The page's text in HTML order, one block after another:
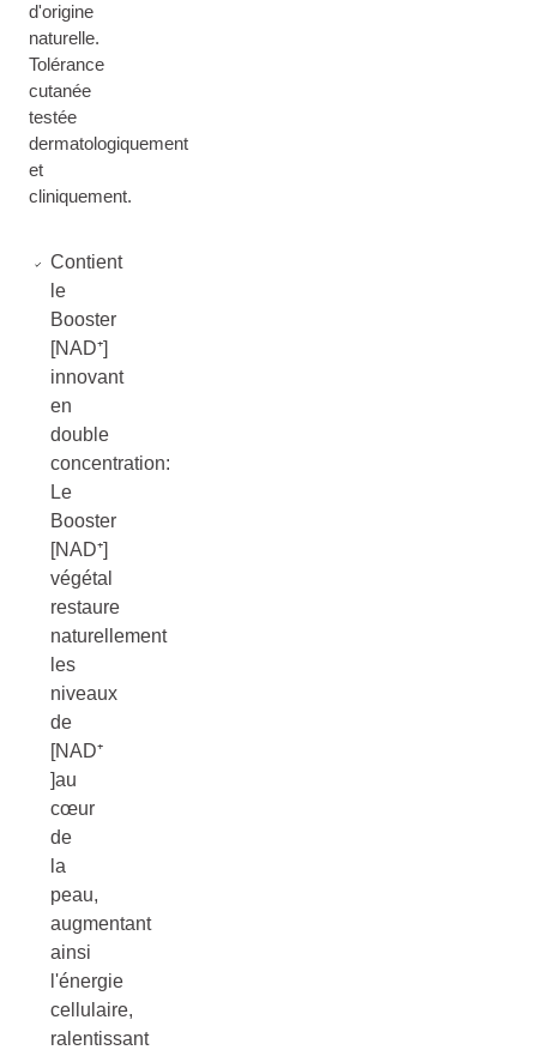
d'origine
naturelle.
Tolérance
cutanée
testée
dermatologiquement
et
cliniquement.
Contient
le
Booster
[NAD⁺]
innovant
en
double
concentration:
Le
Booster
[NAD⁺]
végétal
restaure
naturellement
les
niveaux
de
[NAD⁺
]au
cœur
de
la
peau,
augmentant
ainsi
l'énergie
cellulaire,
ralentissant